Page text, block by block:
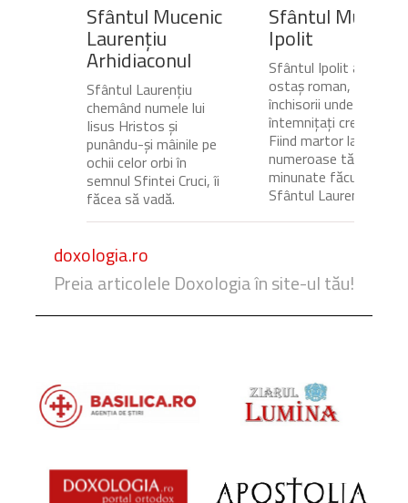
Sfântul Mucenic
Laurențiu
Arhidiaconul
Sfântul Laurențiu
chemând numele lui
Iisus Hristos și
punându-și mâinile pe
ochii celor orbi în
semnul Sfintei Cruci, îi
făcea să vadă.
Sfântul Mucenic
Ipolit
Sfântul Ipolit a fost
ostaș roman, gardian
închisorii unde erau
întemnițați creștinii.
Fiind martor la
numeroase tămăduiri
minunate făcute de
Sfântul Laurențiu,...
doxologia.ro
Preia articolele Doxologia în site-ul tău!